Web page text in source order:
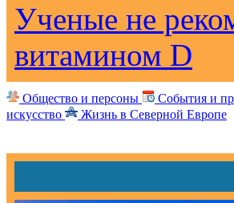
Ученые не
витамином D
Общество и персоны События и
искусство
Жизнь в Северной Европе